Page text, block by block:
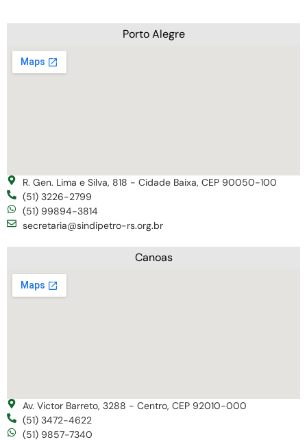
Porto Alegre
R. Gen. Lima e Silva, 818 - Cidade Baixa, CEP 90050-100
(51) 3226-2799
(51) 99894-3814
secretaria@sindipetro-rs.org.br
Canoas
Av. Victor Barreto, 3288 - Centro, CEP 92010-000
(51) 3472-4622
(51) 9857-7340